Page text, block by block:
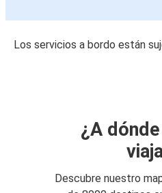
Los servicios a bordo están
¿A
Descubre nuestro